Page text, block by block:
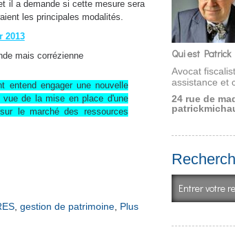
il a demande si cette mesure sera
les principales modalités.
2013
mais corrézienne
engager une nouvelle
de la mise en place d'une
le marché des ressources
, gestion de patrimoine, Plus
Qui est
Avocat
assistance et
24 rue de